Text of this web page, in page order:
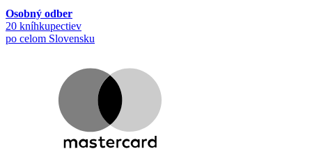
Osobný odber
20 kníhkupectiev
po celom Slovensku